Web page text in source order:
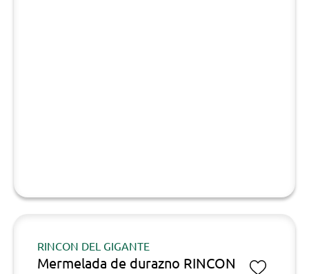
RINCON DEL GIGANTE
Mermelada de durazno RINCON